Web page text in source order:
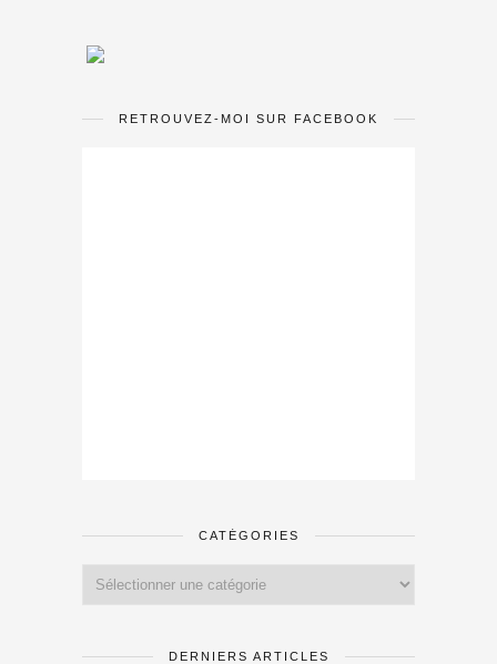
RETROUVEZ-MOI SUR FACEBOOK
CATÉGORIES
DERNIERS ARTICLES